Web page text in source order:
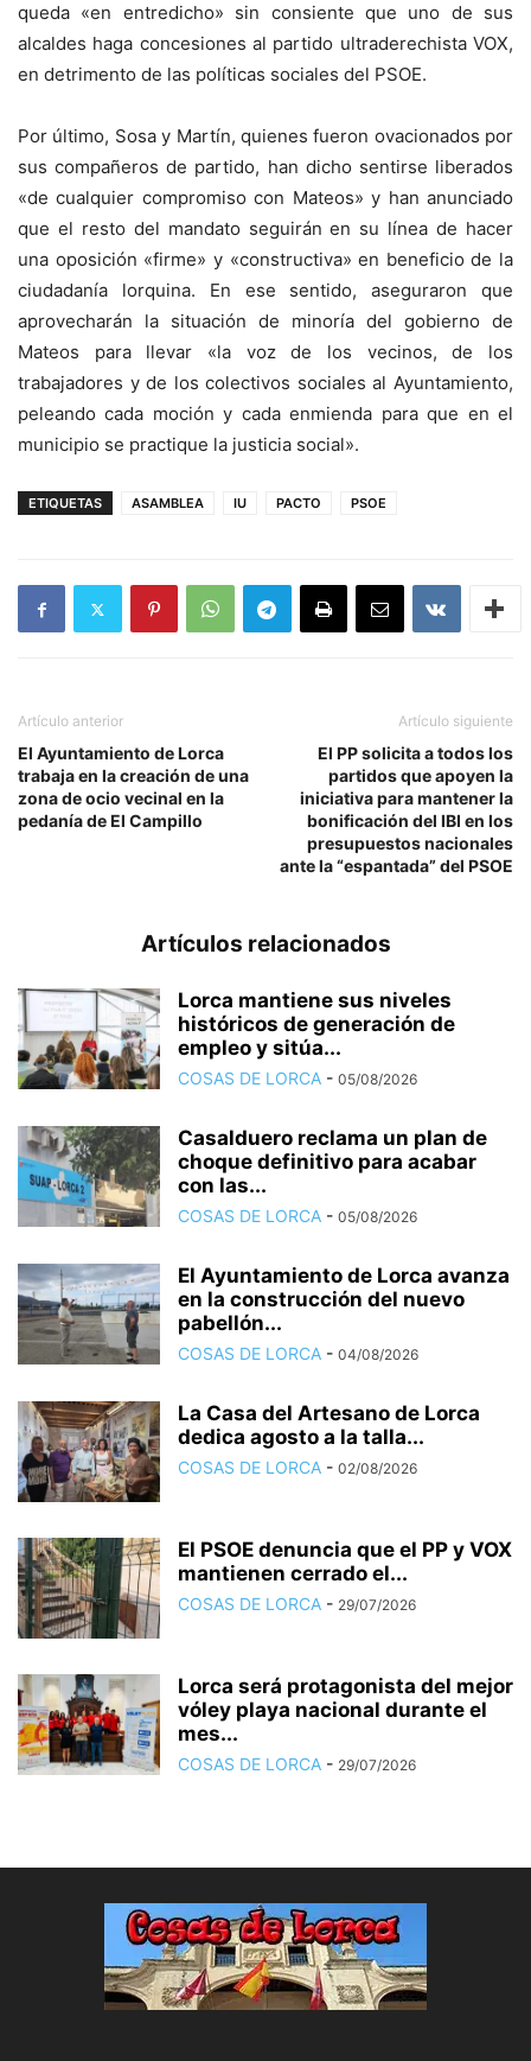
queda «en entredicho» sin consiente que uno de sus
alcaldes haga concesiones al partido ultraderechista VOX,
en detrimento de las políticas sociales del PSOE.
Por último, Sosa y Martín, quienes fueron ovacionados por
sus compañeros de partido, han dicho sentirse liberados
«de cualquier compromiso con Mateos» y han anunciado
que el resto del mandato seguirán en su línea de hacer
una oposición «firme» y «constructiva» en beneficio de la
ciudadanía lorquina. En ese sentido, aseguraron que
aprovecharán la situación de minoría del gobierno de
Mateos para llevar «la voz de los vecinos, de los
trabajadores y de los colectivos sociales al Ayuntamiento,
peleando cada moción y cada enmienda para que en el
municipio se practique la justicia social».
ETIQUETAS ASAMBLEA IU PACTO PSOE
Artículo anterior
El Ayuntamiento de Lorca
trabaja en la creación de una
zona de ocio vecinal en la
pedanía de El Campillo
Artículo siguiente
El PP solicita a todos los
partidos que apoyen la
iniciativa para mantener la
bonificación del IBI en los
presupuestos nacionales
ante la “espantada” del PSOE
Artículos relacionados
Lorca mantiene sus niveles
históricos de generación de
empleo y sitúa...
COSAS DE LORCA - 05/08/2026
Casalduero reclama un plan de
choque definitivo para acabar
con las...
COSAS DE LORCA - 05/08/2026
El Ayuntamiento de Lorca avanza
en la construcción del nuevo
pabellón...
COSAS DE LORCA - 04/08/2026
La Casa del Artesano de Lorca
dedica agosto a la talla...
COSAS DE LORCA - 02/08/2026
El PSOE denuncia que el PP y VOX
mantienen cerrado el...
COSAS DE LORCA - 29/07/2026
Lorca será protagonista del mejor
vóley playa nacional durante el
mes...
COSAS DE LORCA - 29/07/2026